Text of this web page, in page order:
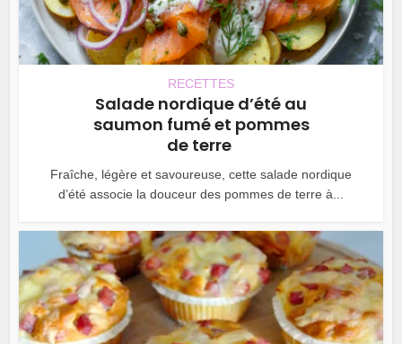
RECETTES
Salade nordique d’été au
saumon fumé et pommes
de terre
Fraîche, légère et savoureuse, cette salade nordique
d’été associe la douceur des pommes de terre à...